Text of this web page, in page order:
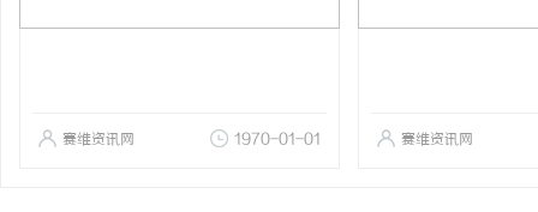
赛维资讯网 1970-01-01 赛维资讯网